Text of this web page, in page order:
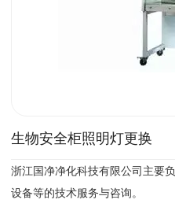
生物安全柜照明灯更换
浙江国净净化科技有限公司主要
设备等的技术服务与咨询。